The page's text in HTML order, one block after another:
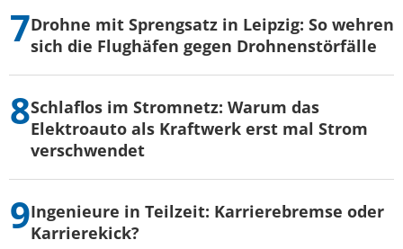
Drohne mit Sprengsatz in Leipzig: So wehren
sich die Flughäfen gegen Drohnenstörfälle
Schlaflos im Stromnetz: Warum das
Elektroauto als Kraftwerk erst mal Strom
verschwendet
Ingenieure in Teilzeit: Karrierebremse oder
Karrierekick?